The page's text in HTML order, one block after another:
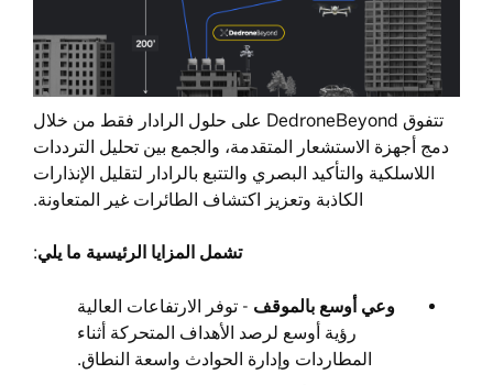
تتفوق DedroneBeyond على حلول الرادار فقط من خلال
دمج أجهزة الاستشعار المتقدمة، والجمع بين تحليل الترددات
اللاسلكية والتأكيد البصري والتتبع بالرادار لتقليل الإنذارات
الكاذبة وتعزيز اكتشاف الطائرات غير المتعاونة.
تشمل المزايا الرئيسية ما يلي:
وعي أوسع بالموقف - توفر الارتفاعات العالية
رؤية أوسع لرصد الأهداف المتحركة أثناء
المطاردات وإدارة الحوادث واسعة النطاق.